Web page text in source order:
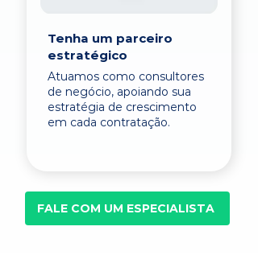
Tenha um parceiro
estratégico
Atuamos como consultores
de negócio, apoiando sua
estratégia de crescimento
em cada contratação.
FALE COM UM ESPECIALISTA